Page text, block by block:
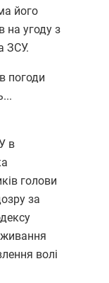
його
на угоду з
ЗСУ.
погоди
в
голови
за
волі